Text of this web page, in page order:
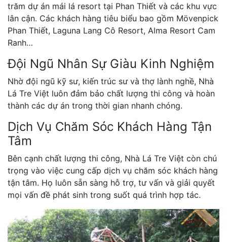
trăm dự án mái lá resort tại Phan Thiết và các khu vực
lân cận. Các khách hàng tiêu biểu bao gồm Mövenpick
Phan Thiết, Laguna Lang Cô Resort, Alma Resort Cam
Ranh…
Đội Ngũ Nhân Sự Giàu Kinh Nghiệm
Nhờ đội ngũ kỹ sư, kiến trúc sư và thợ lành nghề, Nhà
Lá Tre Việt luôn đảm bảo chất lượng thi công và hoàn
thành các dự án trong thời gian nhanh chóng.
Dịch Vụ Chăm Sóc Khách Hàng Tận
Tâm
Bên cạnh chất lượng thi công, Nhà Lá Tre Việt còn chú
trọng vào việc cung cấp dịch vụ chăm sóc khách hàng
tận tâm. Họ luôn sẵn sàng hỗ trợ, tư vấn và giải quyết
mọi vấn đề phát sinh trong suốt quá trình hợp tác.